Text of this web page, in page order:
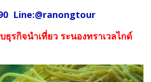
Line:@ranongtour
รกิจนำเที่ยว ระนองทราเวลไกด์